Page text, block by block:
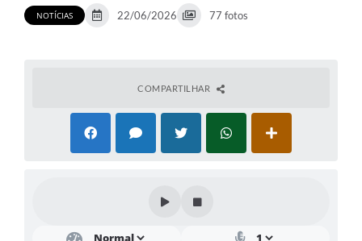
Proposições
NOTÍCIAS 22/06/2026 77 fotos
COMPARTILHAR